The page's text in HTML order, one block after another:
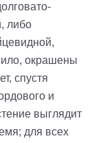
либо
окрашены
спустя
и
выглядит
для всех